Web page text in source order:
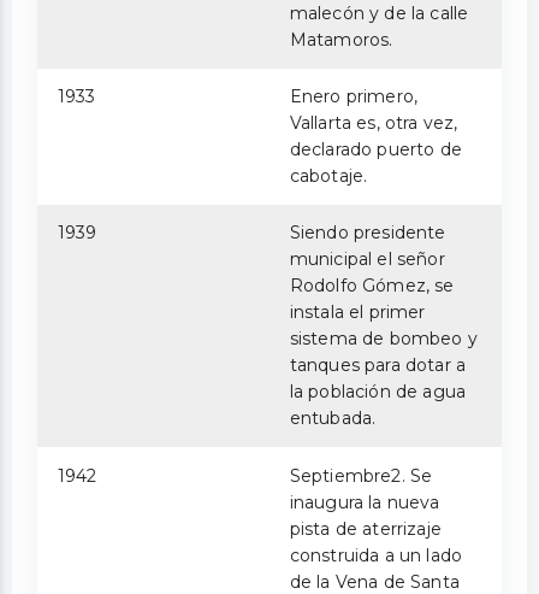
malecón y de la calle
Matamoros.
1933
Enero primero,
Vallarta es, otra vez,
declarado puerto de
cabotaje.
1939
Siendo presidente
municipal el señor
Rodolfo Gómez, se
instala el primer
sistema de bombeo y
tanques para dotar a
la población de agua
entubada.
1942
Septiembre2. Se
inaugura la nueva
pista de aterrizaje
construida a un lado
de la Vena de Santa